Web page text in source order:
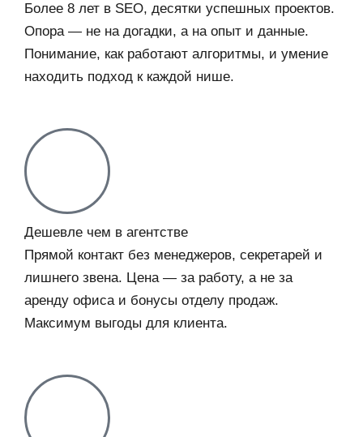
Более 8 лет в SEO, десятки успешных проектов.
Опора — не на догадки, а на опыт и данные.
Понимание, как работают алгоритмы, и умение
находить подход к каждой нише.
Дешевле чем в агентстве
Прямой контакт без менеджеров, секретарей и
лишнего звена. Цена — за работу, а не за
аренду офиса и бонусы отделу продаж.
Максимум выгоды для клиента.